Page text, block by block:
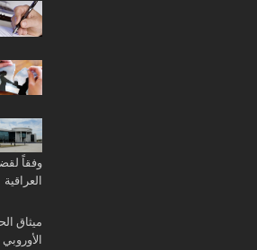
وفقاً
العراقية
ميثاق
الأوروبي